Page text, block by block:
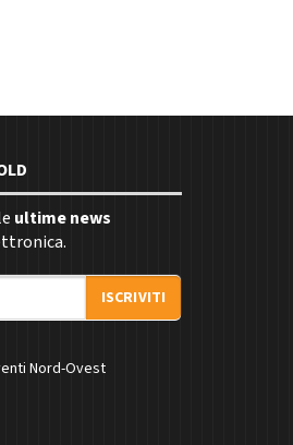
ultime news
ISCRIVITI
Nord-Ovest